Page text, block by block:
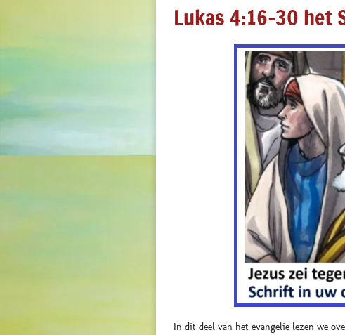
Lukas 4:16-30 het
In dit deel van het evangelie lezen we